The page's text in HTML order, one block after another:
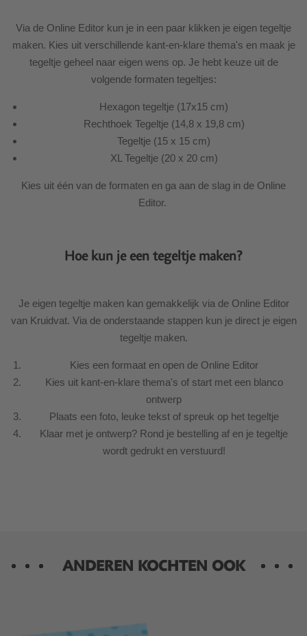
Via de Online Editor kun je in een paar klikken je eigen tegeltje
maken. Kies uit verschillende kant-en-klare thema's en maak je
tegeltje geheel naar eigen wens op. Je hebt keuze uit de
volgende formaten tegeltjes:
Hexagon tegeltje (17x15 cm)
Rechthoek Tegeltje (14,8 x 19,8 cm)
Tegeltje (15 x 15 cm)
XL Tegeltje (20 x 20 cm)
Kies uit één van de formaten en ga aan de slag in de Online
Editor.
Hoe kun je een tegeltje maken?
Je eigen tegeltje maken kan gemakkelijk via de Online Editor
van Kruidvat. Via de onderstaande stappen kun je direct je eigen
tegeltje maken.
Kies een formaat en open de Online Editor
Kies uit kant-en-klare thema's of start met een blanco
ontwerp
Plaats een foto, leuke tekst of spreuk op het tegeltje
Klaar met je ontwerp? Rond je bestelling af en je tegeltje
wordt gedrukt en verstuurd!
ANDEREN KOCHTEN OOK